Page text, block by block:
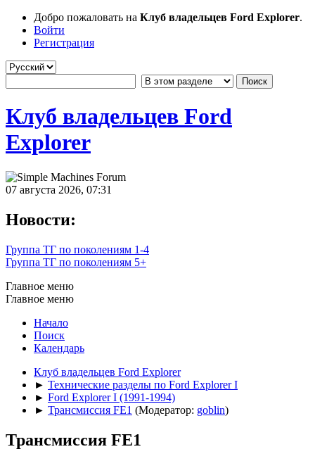
Добро пожаловать на Клуб владельцев Ford Explorer.
Войти
Регистрация
Клуб владельцев Ford
Explorer
07 августа 2026, 07:31
Новости:
Группа ТГ по поколениям 1-4
Группа ТГ по поколениям 5+
Главное меню
Главное меню
Начало
Поиск
Календарь
Клуб владельцев Ford Explorer
► Технические разделы по Ford Explorer I
► Ford Explorer I (1991-1994)
► Трансмиссия FE1 (Модератор: goblin)
Трансмиссия FE1